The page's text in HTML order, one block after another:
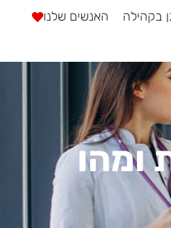
בקהילה
האנשים שלנו
ומהו